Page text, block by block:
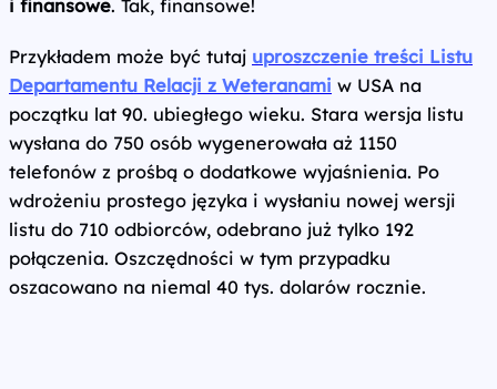
i finansowe. Tak, finansowe!
Przykładem może być tutaj uproszczenie treści Listu
Departamentu Relacji z Weteranami w USA na
początku lat 90. ubiegłego wieku. Stara wersja listu
wysłana do 750 osób wygenerowała aż 1150
telefonów z prośbą o dodatkowe wyjaśnienia. Po
wdrożeniu prostego języka i wysłaniu nowej wersji
listu do 710 odbiorców, odebrano już tylko 192
połączenia. Oszczędności w tym przypadku
oszacowano na niemal 40 tys. dolarów rocznie.